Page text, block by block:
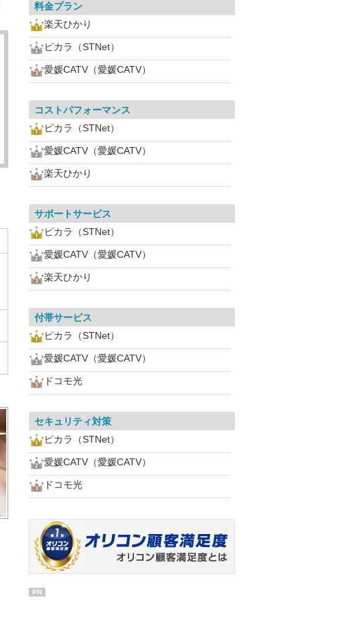
料金プラン
楽天ひかり
ピカラ（STNet）
愛媛CATV（愛媛CATV）
コストパフォーマンス
ピカラ（STNet）
愛媛CATV（愛媛CATV）
楽天ひかり
サポートサービス
ピカラ（STNet）
愛媛CATV（愛媛CATV）
楽天ひかり
付帯サービス
ピカラ（STNet）
愛媛CATV（愛媛CATV）
ドコモ光
セキュリティ対策
ピカラ（STNet）
愛媛CATV（愛媛CATV）
ドコモ光
PR